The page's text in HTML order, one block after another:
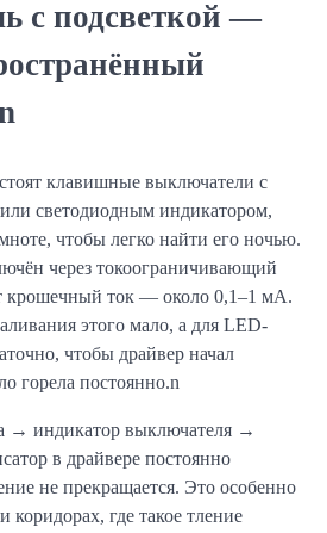
с подсветкой —
клавишные выключатели с
светодиодным индикатором,
чтобы легко найти его ночью.
через токоограничивающий
крошечный ток — около 0,1–1 мА.
этого мало, а для LED-
чтобы драйвер начал
горела постоянно.n
→ индикатор выключателя →
в драйвере постоянно
не прекращается. Это особенно
коридорах, где такое тление